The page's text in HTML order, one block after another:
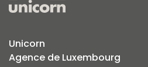
Unicorn
Agence de Luxembourg